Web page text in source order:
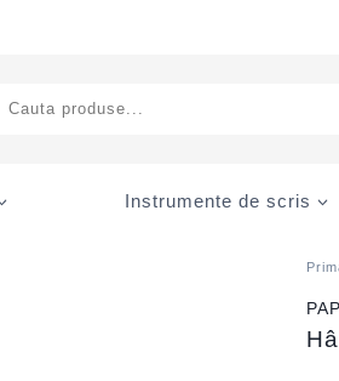
Instrumente de scris